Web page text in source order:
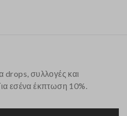
drops, συλλογές και
εσένα έκπτωση 10%.